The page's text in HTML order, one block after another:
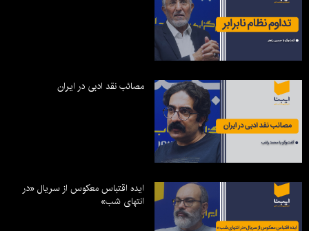
مصائب نقد ادبی در ایران
ایده اقتباس معکوس از سریال «در
انتهای شب»